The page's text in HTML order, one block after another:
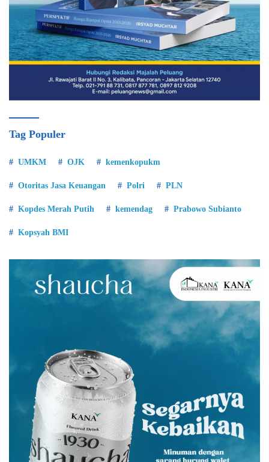
Tag Populer
UMKM OJK kemenkopukm
Otoritas Jasa Keuangan Polri PLN
Kopdes Merah Putih kemendag Prabowo Subianto
Kopsyah BMI